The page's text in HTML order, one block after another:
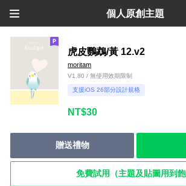
個人原創主題
虎皮鸚鵡/黃 12.v2
moritam
V1.80 / 無使用效期限制
支援iOS 26部分設計規格
NT$30
贈送禮物
免費試用（主題及貼圖用到飽